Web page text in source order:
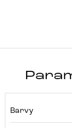
Barvy